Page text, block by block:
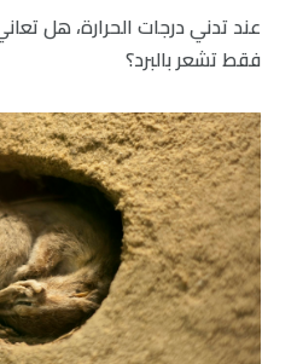
عند تدني درجات الحرارة، هل
فقط تشعر بالبرد؟